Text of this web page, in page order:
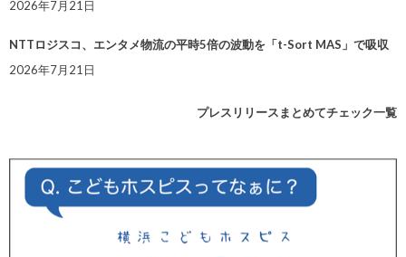
2026年7月21日
NTTロジスコ、エンタメ物流の平時5倍の波動を「t-Sort MAS」で吸収
2026年7月21日
プレスリリースまとめてチェック一覧